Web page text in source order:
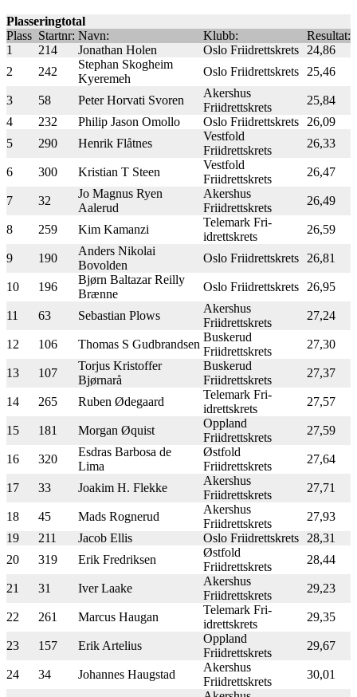
Plasseringtotal
Plass Startnr: Navn: Klubb:
Resultat:
1
214 Jonathan Holen Oslo Friidrettskrets
24,86
2
242
Stephan Skogheim
Kyeremeh
Oslo Friidrettskrets 25,46
3 58 Peter Horvati Svoren
Akershus
Friidrettskrets
25,84
4
232 Philip Jason Omollo Oslo Friidrettskrets
26,09
5
290 Henrik Flåtnes
Vestfold
Friidrettskrets
26,33
6 300 Kristian T Steen
Vestfold
Friidrettskrets
26,47
7 32
Jo Magnus Ryen
Aalerud
Akershus
Friidrettskrets
26,49
8 259 Kim Kamanzi
Telemark Fri-
idrettskrets
26,59
9 190
Anders Nikolai
Bovolden
Oslo Friidrettskrets 26,81
10 196
Bjørn Baltazar Reilly
Brænne
Oslo Friidrettskrets 26,95
11 63 Sebastian Plows
Akershus
Friidrettskrets
27,24
12 106 Thomas S Gudbrandsen
Buskerud
Friidrettskrets
27,30
13 107
Torjus Kristoffer
Bjørnarå
Buskerud
Friidrettskrets
27,37
14 265 Ruben Ødegaard
Telemark Fri-
idrettskrets
27,57
15 181 Morgan Øquist
Oppland
Friidrettskrets
27,59
16 320
Esdras Barbosa de
Lima
Østfold
Friidrettskrets
27,64
17 33 Joakim H. Flekke
Akershus
Friidrettskrets
27,71
18 45 Mads Rognerud
Akershus
Friidrettskrets
27,93
19
211 Jacob Ellis Oslo Friidrettskrets
28,31
20
319 Erik Fredriksen
Østfold
Friidrettskrets
28,44
21 31 Iver Laake
Akershus
Friidrettskrets
29,23
22 261 Marcus Haugan
Telemark Fri-
idrettskrets
29,35
23 157 Erik Artelius
Oppland
Friidrettskrets
29,67
24 34 Johannes Haugstad
Akershus
Friidrettskrets
30,01